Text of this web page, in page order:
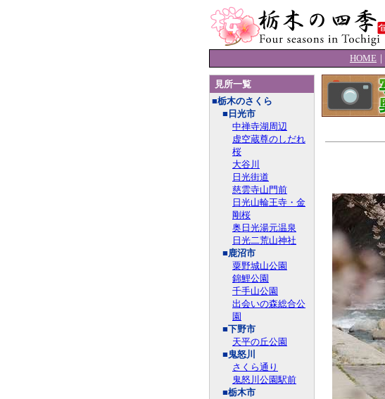
HOME ｜
見所一覧
■栃木のさくら
■日光市
中禅寺湖周辺
虚空蔵尊のしだれ
桜
大谷川
日光街道
慈雲寺山門前
日光山輪王寺・金
剛桜
奥日光湯元温泉
日光二荒山神社
■鹿沼市
粟野城山公園
錦鯉公園
千手山公園
出会いの森総合公
園
■下野市
天平の丘公園
■鬼怒川
さくら通り
鬼怒川公園駅前
■栃木市